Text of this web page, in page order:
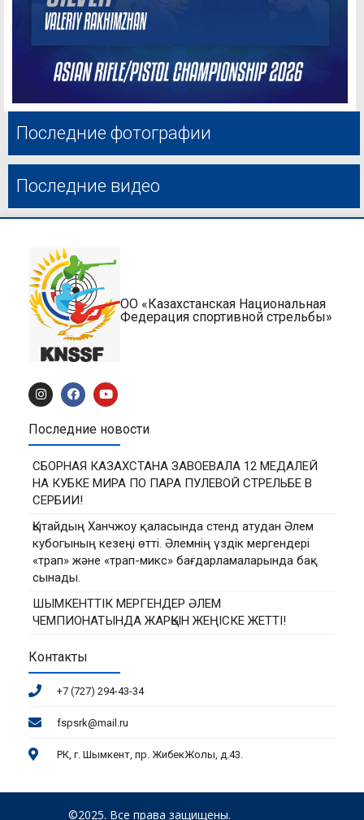
Последние фотографии
Последние видео
ОО «Казахстанская Национальная
Федерация спортивной стрельбы»
Последние новости
СБОРНАЯ КАЗАХСТАНА ЗАВОЕВАЛА 12 МЕДАЛЕЙ
НА КУБКЕ МИРА ПО ПАРА ПУЛЕВОЙ СТРЕЛЬБЕ В
СЕРБИИ!
Қытайдың Ханчжоу қаласында стенд атудан Әлем
кубогының кезеңі өтті. Әлемнің үздік мергендері
«трап» және «трап-микс» бағдарламаларында бақ
сынады.
ШЫМКЕНТТІК МЕРГЕНДЕР ӘЛЕМ
ЧЕМПИОНАТЫНДА ЖАРҚЫН ЖЕҢІСКЕ ЖЕТТІ!
Контакты
+7 (727) 294-43-34
fspsrk@mail.ru
РК, г. Шымкент, пр. ЖибекЖолы, д.43.
©2025. Все права защищены.